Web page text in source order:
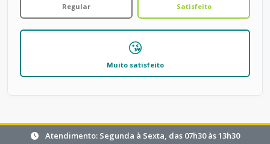
Regular Satisfeito
😘
Muito satisfeito
Atendimento: Segunda à Sexta, das 07h30 às 13h30